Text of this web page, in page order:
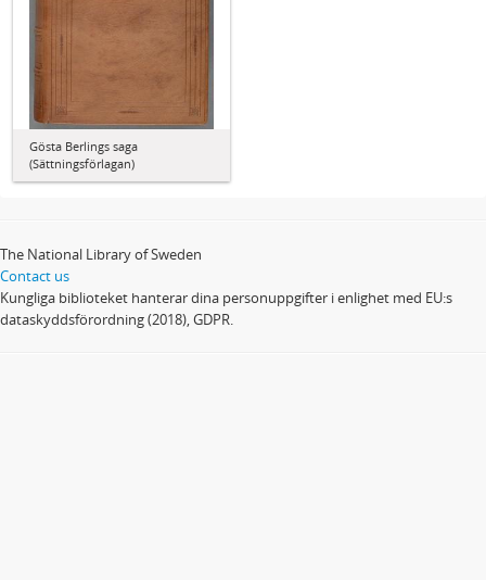
Gösta Berlings saga
(Sättningsförlagan)
The National Library of Sweden
Contact us
Kungliga biblioteket hanterar dina personuppgifter i enlighet med EU:s
dataskyddsförordning (2018), GDPR.